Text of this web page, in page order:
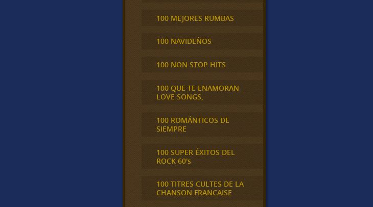
100 MEJORES RUMBAS
100 NAVIDEÑOS
100 NON STOP HITS
100 QUE TE ENAMORAN
LOVE SONGS,
100 ROMÁNTICOS DE
SIEMPRE
100 SUPER ÉXITOS DEL
ROCK 60's
100 TITRES CULTES DE LA
CHANSON FRANCAISE